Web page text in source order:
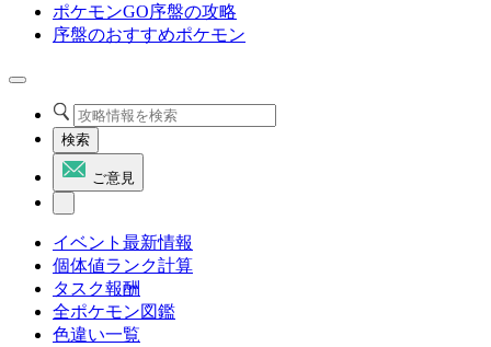
ポケモンGO序盤の攻略
序盤のおすすめポケモン
検索
ご意見
イベント最新情報
個体値ランク計算
タスク報酬
全ポケモン図鑑
色違い一覧